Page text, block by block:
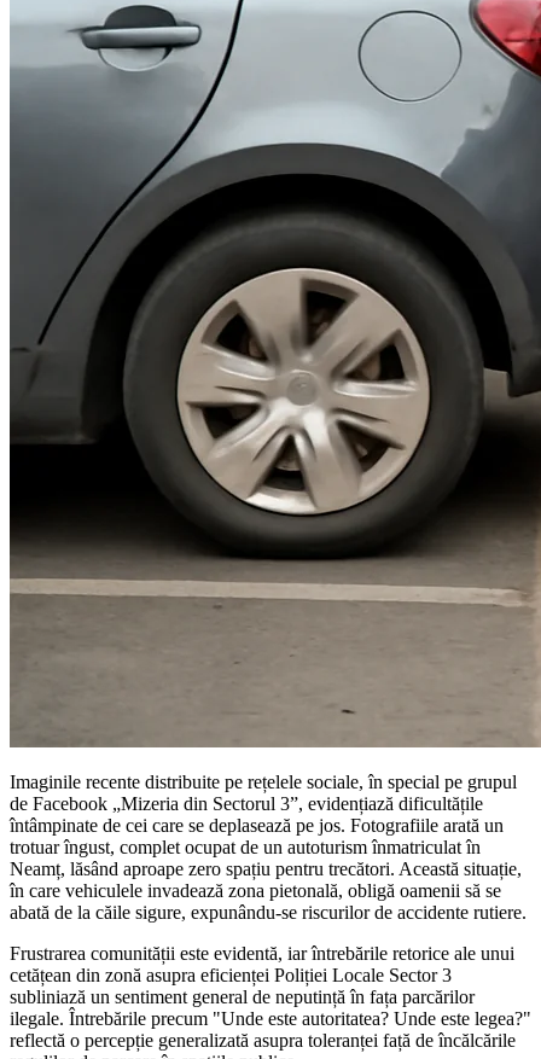
Imaginile recente distribuite pe rețelele sociale, în special pe grupul
de Facebook „Mizeria din Sectorul 3”, evidențiază dificultățile
întâmpinate de cei care se deplasează pe jos. Fotografiile arată un
trotuar îngust, complet ocupat de un autoturism înmatriculat în
Neamț, lăsând aproape zero spațiu pentru trecători. Această situație,
în care vehiculele invadează zona pietonală, obligă oamenii să se
abată de la căile sigure, expunându-se riscurilor de accidente rutiere.
Frustrarea comunității este evidentă, iar întrebările retorice ale unui
cetățean din zonă asupra eficienței Poliției Locale Sector 3
subliniază un sentiment general de neputință în fața parcărilor
ilegale. Întrebările precum "Unde este autoritatea? Unde este legea?"
reflectă o percepție generalizată asupra toleranței față de încălcările